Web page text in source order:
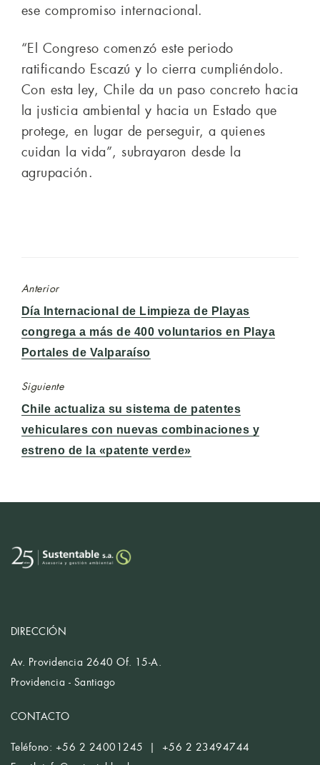
ese compromiso internacional.
“El Congreso comenzó este periodo
ratificando Escazú y lo cierra cumpliéndolo.
Con esta ley, Chile da un paso concreto hacia
la justicia ambiental y hacia un Estado que
protege, en lugar de perseguir, a quienes
cuidan la vida”, subrayaron desde la
agrupación.
Anterior
Entrada
anterior:
Día Internacional de Limpieza de Playas
congrega a más de 400 voluntarios en Playa
Portales de Valparaíso
Siguiente
Entrada
siguiente:
Chile actualiza su sistema de patentes
vehiculares con nuevas combinaciones y
estreno de la «patente verde»
DIRECCIÓN
Av. Providencia 2640 Of. 15-A.
Providencia - Santiago
CONTACTO
Teléfono: +56 2 24001245 | +56 2 23494744